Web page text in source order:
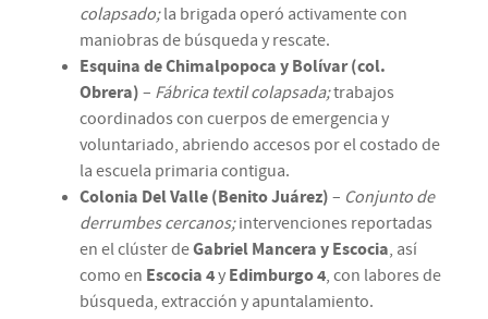
colapsado;la brigada operó activamente con
maniobras de búsqueda y rescate.
Esquina de Chimalpopoca y Bolívar (col.
Obrera) – Fábrica textil colapsada;trabajos
coordinados con cuerpos de emergencia y
voluntariado, abriendo accesos por el costado de
la escuela primaria contigua.
Colonia Del Valle (Benito Juárez) – Conjunto de
derrumbes cercanos;intervenciones reportadas
en el clúster deGabriel Mancera y Escocia, así
como en Escocia 4y Edimburgo 4, con labores de
búsqueda, extracción y apuntalamiento.